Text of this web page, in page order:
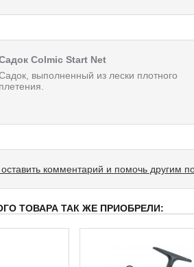
Colmic Start Net
выполненный из лески плотного
плетения.
комментарий и помочь другим
ТОВАРА ТАК ЖЕ ПРИОБРЕЛИ: